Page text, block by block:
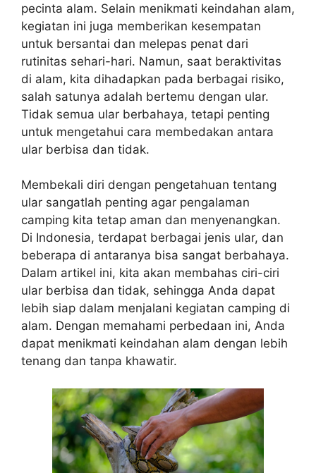
pecinta alam. Selain menikmati keindahan alam,
kegiatan ini juga memberikan kesempatan
untuk bersantai dan melepas penat dari
rutinitas sehari-hari. Namun, saat beraktivitas
di alam, kita dihadapkan pada berbagai risiko,
salah satunya adalah bertemu dengan ular.
Tidak semua ular berbahaya, tetapi penting
untuk mengetahui cara membedakan antara
ular berbisa dan tidak.
Membekali diri dengan pengetahuan tentang
ular sangatlah penting agar pengalaman
camping kita tetap aman dan menyenangkan.
Di Indonesia, terdapat berbagai jenis ular, dan
beberapa di antaranya bisa sangat berbahaya.
Dalam artikel ini, kita akan membahas ciri-ciri
ular berbisa dan tidak, sehingga Anda dapat
lebih siap dalam menjalani kegiatan camping di
alam. Dengan memahami perbedaan ini, Anda
dapat menikmati keindahan alam dengan lebih
tenang dan tanpa khawatir.